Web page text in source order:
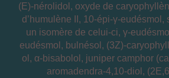
(E)-nérolidol, oxyde de caryophyll è
d’humul ène II, 10-épi-γ-eudésmol,
un isomère de celui-ci, γ-
eudésmol, bulnésol, (3Z)-
ol, α-bisabolol, juniper camphor
aromadendra-4,10-diol,